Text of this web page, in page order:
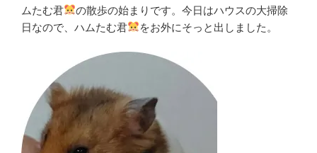
ムたむ君
の散歩の始まりです。今日はハウスの大掃除
日なので、ハムたむ君
をお外にそっと出しました。